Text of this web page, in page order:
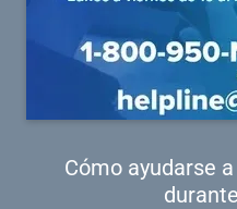
Cómo ayudarse